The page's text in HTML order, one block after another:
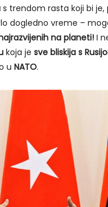
s trendom rasta koji bi
dogledno vreme –
na planeti! I
koja je sve bliskija s
u NATO.